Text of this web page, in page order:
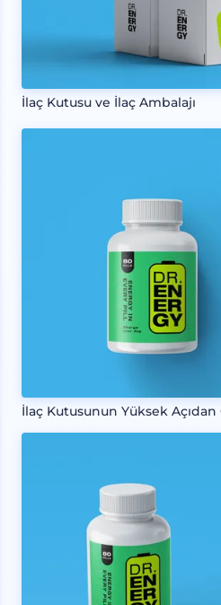
İlaç Kutusu ve İlaç Ambalajı
İlaç Kutusunun Yüksek